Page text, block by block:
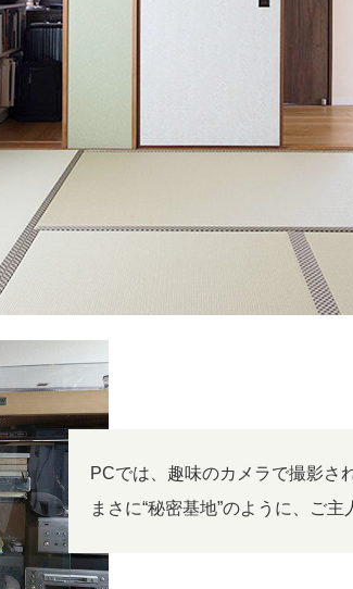
PCでは、趣味のカメラで撮影さ
まさに“秘密基地”のように、ご